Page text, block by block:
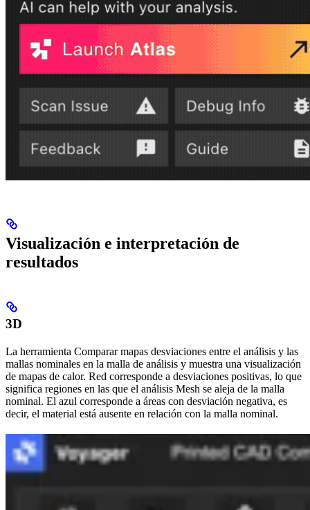
Visualización e interpretación de
resultados
3D
La herramienta Comparar mapas desviaciones entre el análisis y las
mallas nominales en la malla de análisis y muestra una visualización
de mapas de calor. Red corresponde a desviaciones positivas, lo que
significa regiones en las que el análisis Mesh se aleja de la malla
nominal. El azul corresponde a áreas con desviación negativa, es
decir, el material está ausente en relación con la malla nominal.